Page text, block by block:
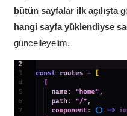
bütün sayfalar ilk açılışta
hangi sayfa yüklendiyse
güncelleyelim.